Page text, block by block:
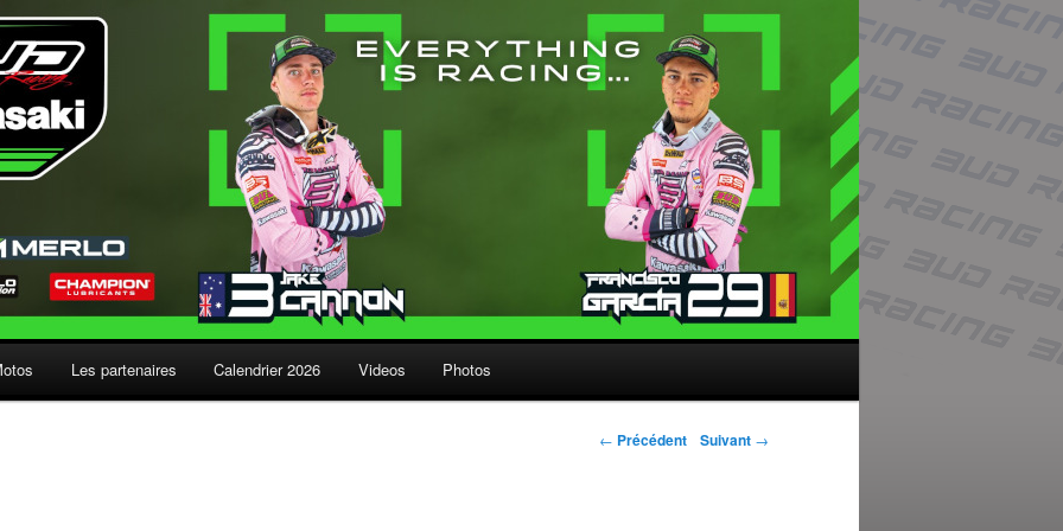
Les partenaires Calendrier 2026 Videos Photos
Navigation des
← Précédent Suivant →